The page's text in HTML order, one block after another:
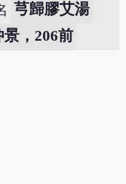
芎歸膠艾湯
，206前